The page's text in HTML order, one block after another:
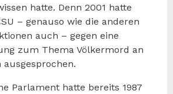
hatte. Denn 2001 hatte
– genauso wie die anderen
auch – gegen eine
zum Thema Völkermord an
Parlament hatte bereits 1987